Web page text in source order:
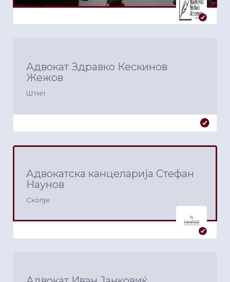
Адвокат Здравко Кескинов
Жежов
Штип
Адвокатска канцеларија Стефан
Наунов
Скопје